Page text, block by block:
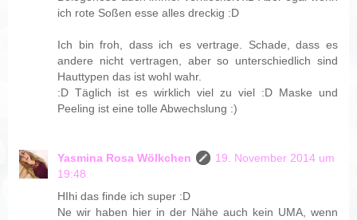
ich rote Soßen esse alles dreckig :D
Ich bin froh, dass ich es vertrage. Schade, dass es
andere nicht vertragen, aber so unterschiedlich sind
Hauttypen das ist wohl wahr.
:D Täglich ist es wirklich viel zu viel :D Maske und
Peeling ist eine tolle Abwechslung :)
Yasmina Rosa Wölkchen
19. November 2014 um
19:48
HIhi das finde ich super :D
Ne wir haben hier in der Nähe auch kein UMA, wenn